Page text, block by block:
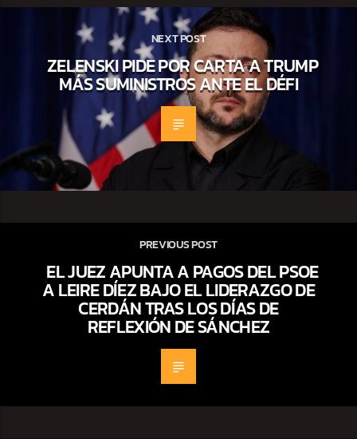
NEXT POST
ZELENSKI PIDE POR CARTA A TRUMP
MÁS SUMINISTROS ANTE EL DÉFI
PREVIOUS POST
EL JUEZ APUNTA A PAGOS DEL PSOE
A LEIRE DÍEZ BAJO EL LIDERAZGO DE
CERDÁN TRAS LOS DÍAS DE
REFLEXIÓN DE SÁNCHEZ